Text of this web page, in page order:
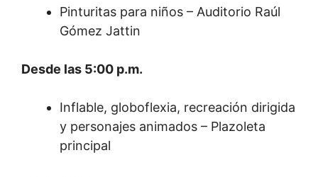
Pinturitas para niños – Auditorio Raúl
Gómez Jattin
Desde las 5:00 p.m.
Inflable, globoflexia, recreación dirigida
y personajes animados – Plazoleta
principal